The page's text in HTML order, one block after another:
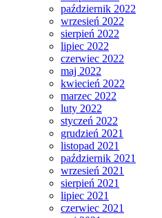
październik 2022
wrzesień 2022
sierpień 2022
lipiec 2022
czerwiec 2022
maj 2022
kwiecień 2022
marzec 2022
luty 2022
styczeń 2022
grudzień 2021
listopad 2021
październik 2021
wrzesień 2021
sierpień 2021
lipiec 2021
czerwiec 2021